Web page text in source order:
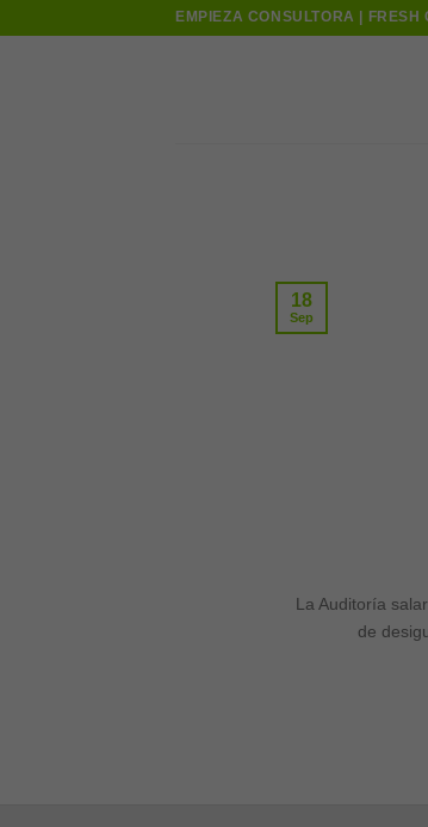
EMPIEZA CONSULTORA | FRESH
La Auditoría
de
18
Sep